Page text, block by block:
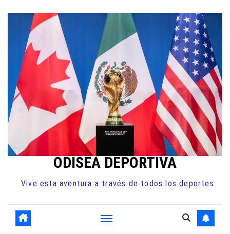
contenido
ODISEA DEPORTIVA
Vive esta aventura a través de todos los deportes